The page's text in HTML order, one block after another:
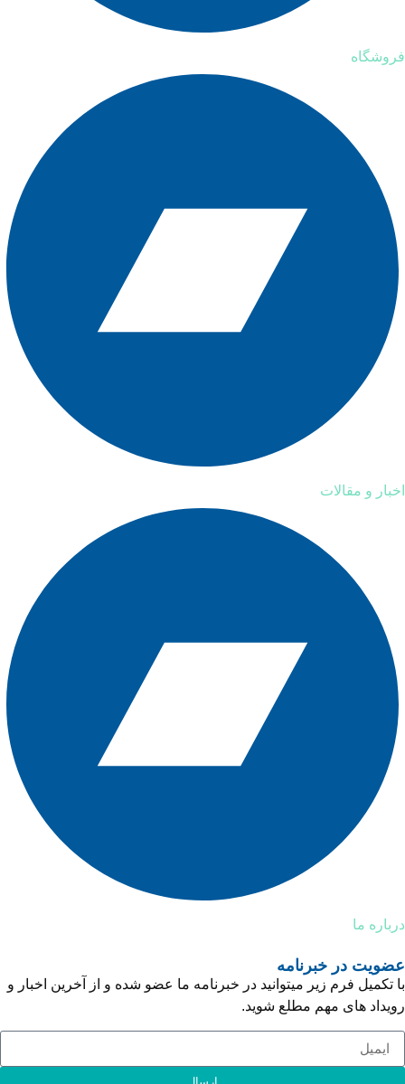
فروشگاه
اخبار و مقالات
درباره ما
عضویت در خبرنامه
با تکمیل فرم زیر میتوانید در خبرنامه ما عضو شده و از آخرین اخبار و
رویداد های مهم مطلع شوید.